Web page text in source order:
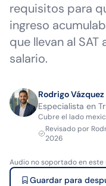
requisitos para
ingreso
que llevan al
salario.
Rodrigo Vázquez
Especialista en
Cubre el lado
Revisado por
2026
Audio no soportado en este
Guardar para